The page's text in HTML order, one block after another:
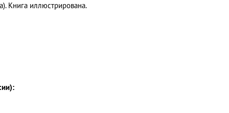
Книга иллюстрирована.